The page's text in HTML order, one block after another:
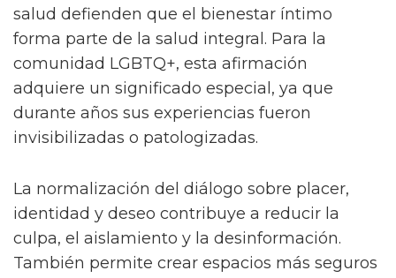
salud defienden que el bienestar íntimo
forma parte de la salud integral. Para la
comunidad LGBTQ+, esta afirmación
adquiere un significado especial, ya que
durante años sus experiencias fueron
invisibilizadas o patologizadas.
La normalización del diálogo sobre placer,
identidad y deseo contribuye a reducir la
culpa, el aislamiento y la desinformación.
También permite crear espacios más seguros